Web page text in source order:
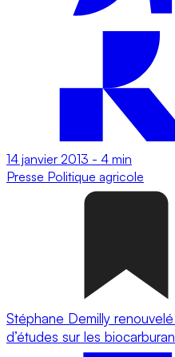
14 janvier 2013 - 4 min
Presse Politique agricole
Stéphane Demilly
d’études sur les